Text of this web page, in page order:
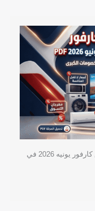
مراجعة وتحليل لأسعار مجلة عروض كارفور يونيه 2026 في